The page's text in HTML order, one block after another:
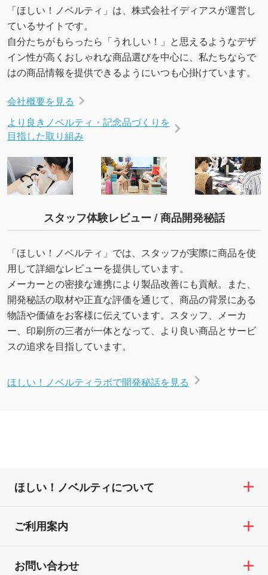
「ほしい！ノベルティ」は、株式会社イディアスが運営し
ているサイトです。
自分たちがもらったら「うれしい！」と思えるようなデザ
イン性が高くおしゃれな商品選びを中心に、私たちならで
はの商品情報を提供できるようにいつも心掛けています。
会社概要を見る
より良きノベルティ・記念品づくりを
目指した取り組み
スタッフ体験レビュー / 商品開発秘話
「ほしい！ノベルティ」では、スタッフが実際に商品を使
用して詳細なレビューを提供しています。
メーカーとの密接な連携により製品改善にも貢献。また、
開発秘話の取材や正直な評価を通じて、商品の背景にある
物語や価値をお客様に伝えています。スタッフ、メーカ
ー、印刷所の三者が一体となって、より良い商品とサービ
スの追求を目指しています。
ほしい！ノベルティラボで開発秘話を見る
ほしい！ノベルティについて
ご利用案内
お問い合わせ